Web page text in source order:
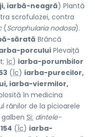
iarbă-neagră) Plantă
scrofulozei, contra
(Scrophularia nodosa).
sărată Brâncă
porcului Plevaiță
îc) iarba-porumbilor
(Îc) iarba-purecilor,
iarba-viermilor,
în medicina
rănilor de la picioarele
Si: dintele-
154 (Îc) iarba-